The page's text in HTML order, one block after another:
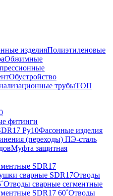
изделияПолиэтиленовые
Обжимные
Обустройство
трубыТОП
фитинги
Ру10Фасонные изделия
(переходы) ПЭ-сталь
Муфта защитная
SDR17
сварные SDR17Отводы
Отводы сварные сегментные
SDR17 60˚Отводы